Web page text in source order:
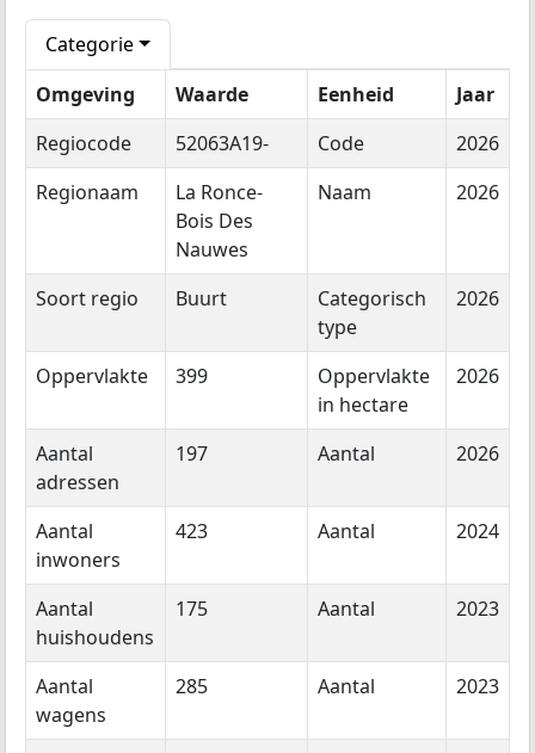
Categorie
Omgeving
Waarde Eenheid
Jaar
Regiocode
52063A19- Code
2026
Regionaam
La Ronce-
Bois Des
Nauwes
Naam 2026
Soort regio Buurt
Categorisch
type
2026
Oppervlakte 399
Oppervlakte
in hectare
2026
Aantal
adressen
197 Aantal 2026
Aantal
inwoners
423 Aantal 2024
Aantal
huishoudens
175 Aantal 2023
Aantal
wagens
285 Aantal 2023